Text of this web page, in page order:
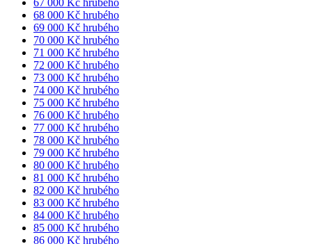
67 000 Kč hrubého
68 000 Kč hrubého
69 000 Kč hrubého
70 000 Kč hrubého
71 000 Kč hrubého
72 000 Kč hrubého
73 000 Kč hrubého
74 000 Kč hrubého
75 000 Kč hrubého
76 000 Kč hrubého
77 000 Kč hrubého
78 000 Kč hrubého
79 000 Kč hrubého
80 000 Kč hrubého
81 000 Kč hrubého
82 000 Kč hrubého
83 000 Kč hrubého
84 000 Kč hrubého
85 000 Kč hrubého
86 000 Kč hrubého